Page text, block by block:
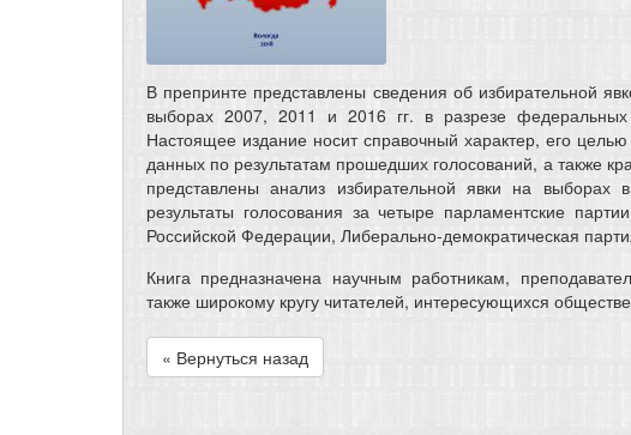
В препринте представлены сведения об избирательной
выборах 2007, 2011 и 2016 гг. в разрезе федеральных
Настоящее издание носит справочный характер, его
данных по результатам прошедших голосований, а также
представлены анализ избирательной явки на
результаты голосования за четыре парламентские
Российской Федерации, Либерально-демократическая
Книга предназначена научным работникам,
также широкому кругу читателей, интересующихся
« Вернуться назад